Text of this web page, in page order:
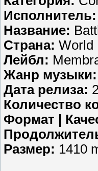
Исполнитель:
Название:
Страна: World
Лейбл:
Жанр музыки:
Дата релиза:
Количество
Формат |
Размер: 1410